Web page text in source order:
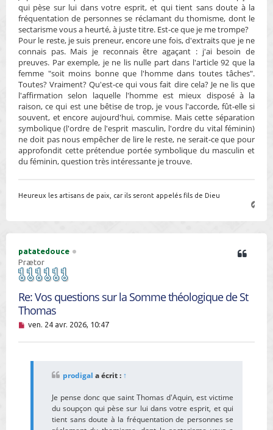
qui pèse sur lui dans votre esprit, et qui tient sans doute à la
fréquentation de personnes se réclamant du thomisme, dont le
sectarisme vous a heurté, à juste titre. Est-ce que je me trompe?
Pour le reste, je suis preneur, encore une fois, d'extraits que je ne
connais pas. Mais je reconnais être agaçant : j'ai besoin de
preuves. Par exemple, je ne lis nulle part dans l'article 92 que la
femme "soit moins bonne que l'homme dans toutes tâches".
Toutes? Vraiment? Qu'est-ce qui vous fait dire cela? Je ne lis que
l'affirmation selon laquelle l'homme est mieux disposé à la
raison, ce qui est une bêtise de trop, je vous l'accorde, fût-elle si
souvent, et encore aujourd'hui, commise. Mais cette séparation
symbolique (l'ordre de l'esprit masculin, l'ordre du vital féminin)
ne doit pas nous empêcher de lire le reste, ne serait-ce que pour
approfondit cette prétendue portée symbolique du masculin et
du féminin, question très intéressante je trouve.
Heureux les artisans de paix, car ils seront appelés fils de Dieu
patatedouce
Prætor
Re: Vos questions sur la Somme théologique de St
Thomas
M
ven. 24 avr. 2026, 10:47
prodigal a écrit : ↑
Je pense donc que saint Thomas d'Aquin, est victime
du soupçon qui pèse sur lui dans votre esprit, et qui
tient sans doute à la fréquentation de personnes se